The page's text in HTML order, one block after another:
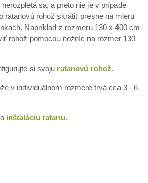
sa, a preto nie je v prípade
ratanovú rohož skrátiť presne na mieru
Napríklad z rozmeru 130 x 400 cm
rohož pomocou nožníc na rozmer 130
si svoju ratanovú rohož.
v individuálnom rozmere trvá cca 3 - 6
inštaláciu ratanu.